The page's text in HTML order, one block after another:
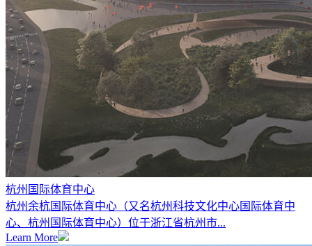
杭州国际体育中心
杭州余杭国际体育中心（又名杭州科技文化中心国际体育中
心、杭州国际体育中心）位于浙江省杭州市...
Learn More